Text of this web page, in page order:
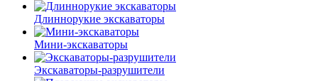
Длиннорукие экскаваторы
Мини-экскаваторы
Экскаваторы-разрушители